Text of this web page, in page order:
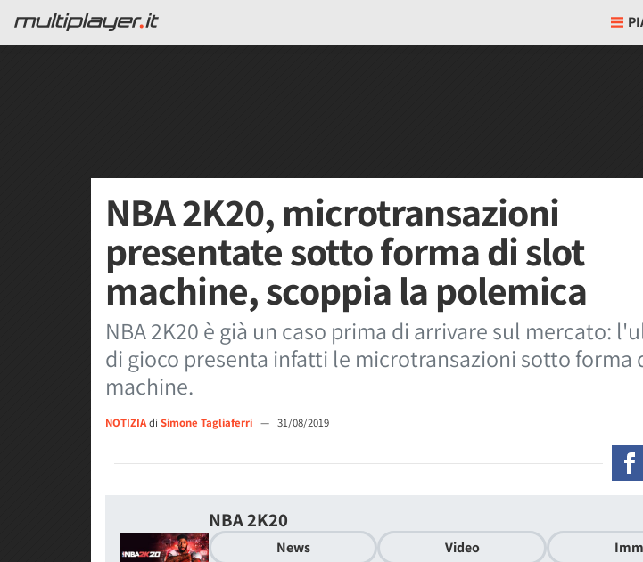
NBA 2K20, microtransazioni
presentate sotto forma di slot
machine, scoppia la polemica
NBA 2K20 è già un caso prima di arrivare sul mercato:
di gioco presenta infatti le microtransazioni sotto forma
machine.
NOTIZIAdi Simone Tagliaferri — 31/08/2019
NBA 2K20
News Video